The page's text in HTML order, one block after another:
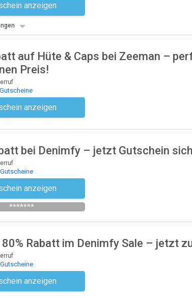
anzeigen
Kein Code notwendig
auf Hüte & Caps bei Zeeman –
Preis!
anzeigen
Kein Code notwendig
bei Denimfy – jetzt Gutschein
anzeigen
des Shops abonnieren
*******
80% Rabatt im Denimfy Sale – jetzt
anzeigen
Kein Code notwendig